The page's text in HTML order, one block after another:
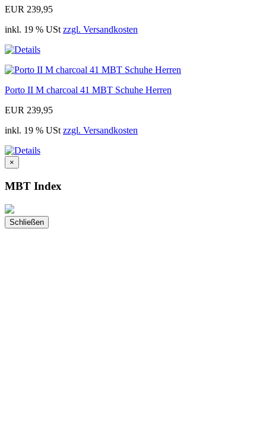
EUR 239,95
inkl. 19 % USt zzgl. Versandkosten
Porto II M charcoal 41 MBT Schuhe Herren
EUR 239,95
inkl. 19 % USt zzgl. Versandkosten
×
MBT Index
Schließen